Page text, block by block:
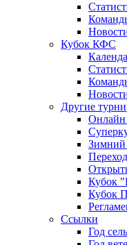
Кубок КФС
Другие
Онлайн
Кубок
Кубок
Ссылки
Год